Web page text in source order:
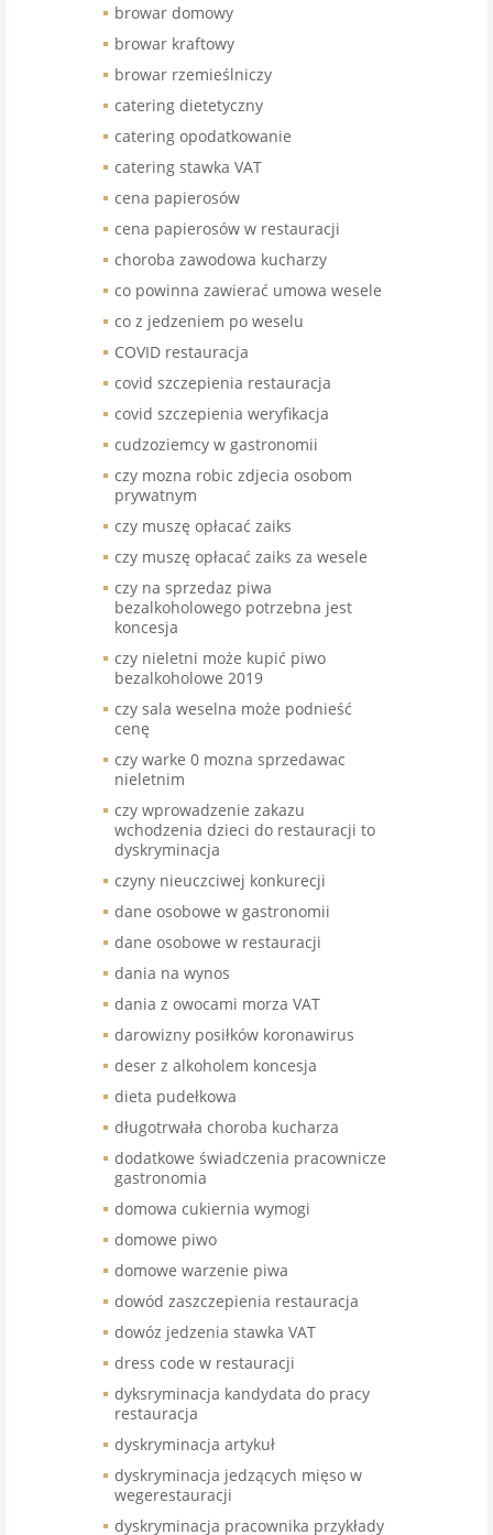
browar domowy
browar kraftowy
browar rzemieślniczy
catering dietetyczny
catering opodatkowanie
catering stawka VAT
cena papierosów
cena papierosów w restauracji
choroba zawodowa kucharzy
co powinna zawierać umowa wesele
co z jedzeniem po weselu
COVID restauracja
covid szczepienia restauracja
covid szczepienia weryfikacja
cudzoziemcy w gastronomii
czy mozna robic zdjecia osobom
prywatnym
czy muszę opłacać zaiks
czy muszę opłacać zaiks za wesele
czy na sprzedaz piwa
bezalkoholowego potrzebna jest
koncesja
czy nieletni może kupić piwo
bezalkoholowe 2019
czy sala weselna może podnieść
cenę
czy warke 0 mozna sprzedawac
nieletnim
czy wprowadzenie zakazu
wchodzenia dzieci do restauracji to
dyskryminacja
czyny nieuczciwej konkurecji
dane osobowe w gastronomii
dane osobowe w restauracji
dania na wynos
dania z owocami morza VAT
darowizny posiłków koronawirus
deser z alkoholem koncesja
dieta pudełkowa
długotrwała choroba kucharza
dodatkowe świadczenia pracownicze
gastronomia
domowa cukiernia wymogi
domowe piwo
domowe warzenie piwa
dowód zaszczepienia restauracja
dowóz jedzenia stawka VAT
dress code w restauracji
dyksryminacja kandydata do pracy
restauracja
dyskryminacja artykuł
dyskryminacja jedzących mięso w
wegerestauracji
dyskryminacja pracownika przykłady